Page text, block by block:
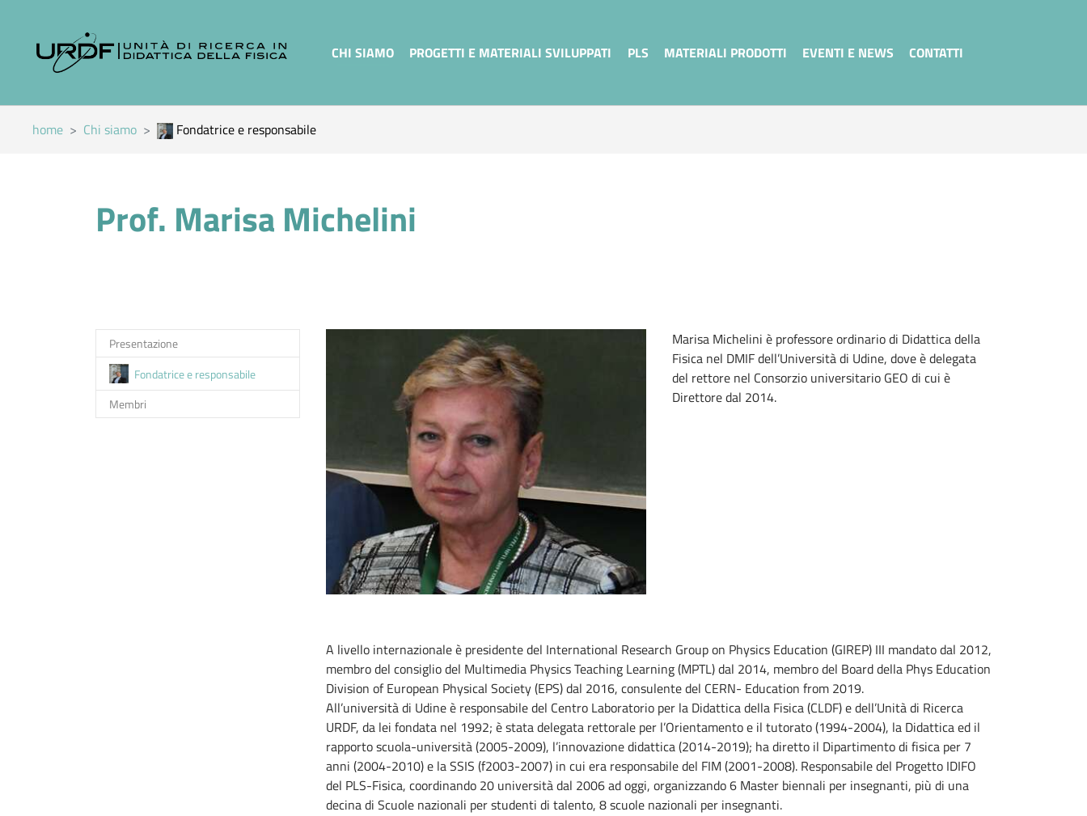
CHI SIAMO PROGETTI E MATERIALI SVILUPPATI PLS MATERIALI PRODOTTI EVENTI E NEWS CONTATTI
home Chi siamo Fondatrice e responsabile
Prof. Marisa Michelini
Presentazione
Fondatrice e responsabile(current)
Membri
Marisa Michelini è professore ordinario di Didattica della
Fisica nel DMIF dell’Università di Udine, dove è delegata
del rettore nel Consorzio universitario GEO di cui è
Direttore dal 2014.
A livello internazionale è presidente del International Research Group on Physics Education (GIREP) III mandato dal 2012,
membro del consiglio del Multimedia Physics Teaching Learning (MPTL) dal 2014, membro del Board della Phys Education
Division of European Physical Society (EPS) dal 2016, consulente del CERN- Education from 2019.
All’università di Udine è responsabile del Centro Laboratorio per la Didattica della Fisica (CLDF) e dell’Unità di Ricerca
URDF, da lei fondata nel 1992; è stata delegata rettorale per l’Orientamento e il tutorato (1994-2004), la Didattica ed il
rapporto scuola-università (2005-2009), l’innovazione didattica (2014-2019); ha diretto il Dipartimento di fisica per 7
anni (2004-2010) e la SSIS (f2003-2007) in cui era responsabile del FIM (2001-2008). Responsabile del Progetto IDIFO
del PLS-Fisica, coordinando 20 università dal 2006 ad oggi, organizzando 6 Master biennali per insegnanti, più di una
decina di Scuole nazionali per studenti di talento, 8 scuole nazionali per insegnanti.